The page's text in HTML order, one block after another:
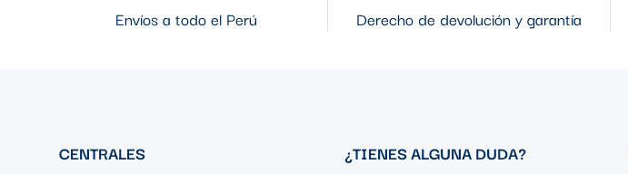
Envíos a todo el Perú Derecho de devolución y garantía
CENTRALES ¿TIENES ALGUNA DUDA?